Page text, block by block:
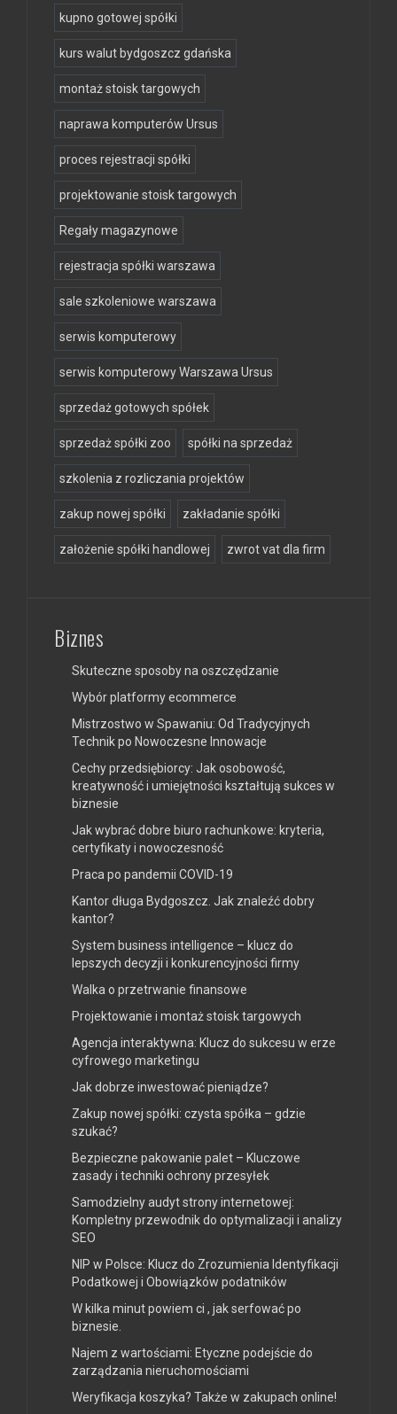
kupno gotowej spółki
kurs walut bydgoszcz gdańska
montaż stoisk targowych
naprawa komputerów Ursus
proces rejestracji spółki
projektowanie stoisk targowych
Regały magazynowe
rejestracja spółki warszawa
sale szkoleniowe warszawa
serwis komputerowy
serwis komputerowy Warszawa Ursus
sprzedaż gotowych spółek
sprzedaż spółki zoo spółki na sprzedaż
szkolenia z rozliczania projektów
zakup nowej spółki zakładanie spółki
założenie spółki handlowej zwrot vat dla firm
Biznes
Skuteczne sposoby na oszczędzanie
Wybór platformy ecommerce
Mistrzostwo w Spawaniu: Od Tradycyjnych
Technik po Nowoczesne Innowacje
Cechy przedsiębiorcy: Jak osobowość,
kreatywność i umiejętności kształtują sukces w
biznesie
Jak wybrać dobre biuro rachunkowe: kryteria,
certyfikaty i nowoczesność
Praca po pandemii COVID-19
Kantor długa Bydgoszcz. Jak znaleźć dobry
kantor?
System business intelligence – klucz do
lepszych decyzji i konkurencyjności firmy
Walka o przetrwanie finansowe
Projektowanie i montaż stoisk targowych
Agencja interaktywna: Klucz do sukcesu w erze
cyfrowego marketingu
Jak dobrze inwestować pieniądze?
Zakup nowej spółki: czysta spółka – gdzie
szukać?
Bezpieczne pakowanie palet – Kluczowe
zasady i techniki ochrony przesyłek
Samodzielny audyt strony internetowej:
Kompletny przewodnik do optymalizacji i analizy
SEO
NIP w Polsce: Klucz do Zrozumienia Identyfikacji
Podatkowej i Obowiązków podatników
W kilka minut powiem ci , jak serfować po
biznesie.
Najem z wartościami: Etyczne podejście do
zarządzania nieruchomościami
Weryfikacja koszyka? Także w zakupach online!